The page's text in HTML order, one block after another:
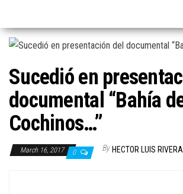
Sucedió en
documental “Bahía
Cochinos…”
March 16, 2017 0 By HECTOR LUIS RIVERA